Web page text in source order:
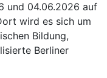
und 04.06.2026 auf
wird es sich um
Bildung,
Berliner